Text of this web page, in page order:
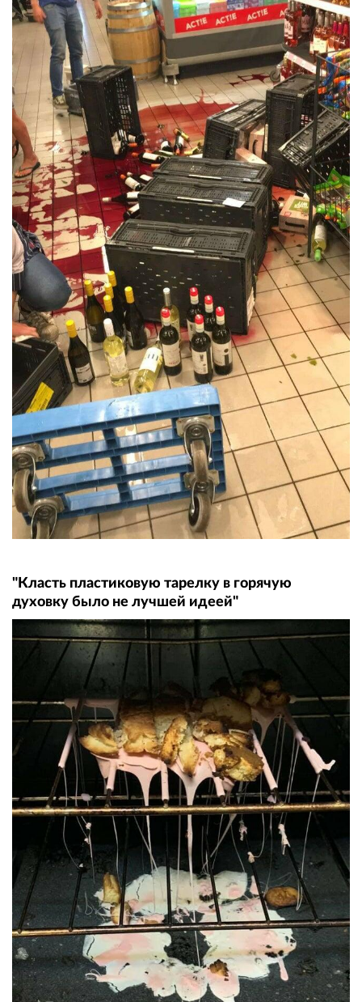
"Класть пластиковую тарелку в горячую
духовку было не лучшей идеей"